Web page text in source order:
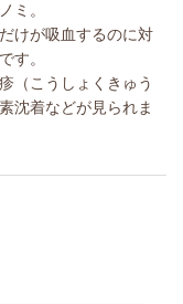
ミ。
けが吸血するのに対
す。
（こうしょくきゅう
沈着などが見られま